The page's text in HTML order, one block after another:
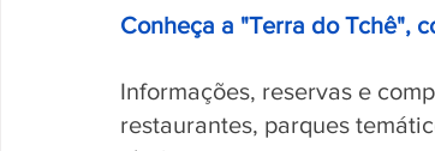
Conheça a "Terra do Tchê",
Informações, reservas e
restaurantes, parques